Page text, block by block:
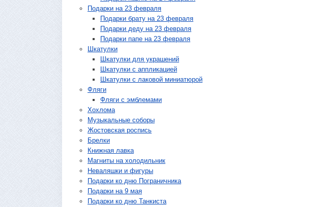
Подарки на 23 февраля
Подарки брату на 23 февраля
Подарки деду на 23 февраля
Подарки папе на 23 февраля
Шкатулки
Шкатулки для украшений
Шкатулки с аппликацией
Шкатулки с лаковой миниатюрой
Фляги
Фляги с эмблемами
Хохлома
Музыкальные соборы
Жостовская роспись
Брелки
Книжная лавка
Магниты на холодильник
Неваляшки и фигуры
Подарки ко дню Пограничника
Подарки на 9 мая
Подарки ко дню Танкиста